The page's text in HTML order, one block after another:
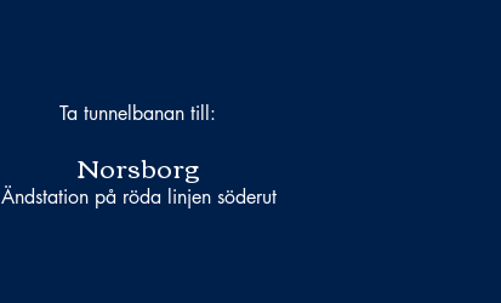
Ta tunnelbanan till:
Norsborg
Ändstation på röda linjen söderut